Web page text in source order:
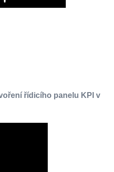
Play
řídicího panelu KPI v